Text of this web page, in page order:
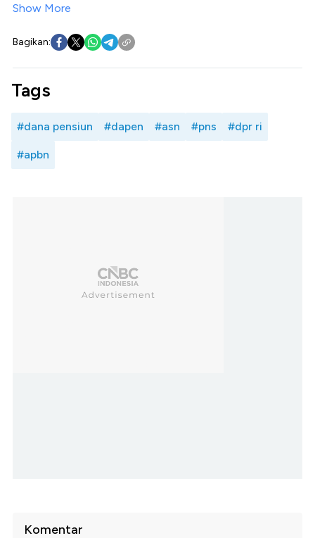
Show More
Bagikan:
Tags
#dana pensiun #dapen #asn #pns #dpr ri
#apbn
Komentar